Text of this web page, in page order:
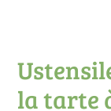
la tarte